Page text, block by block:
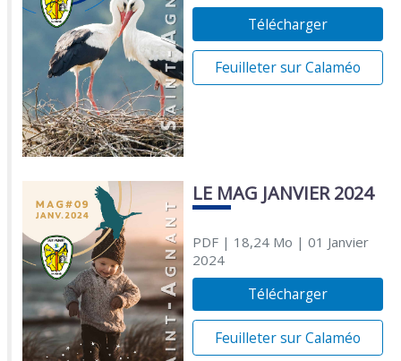
Télécharger
Feuilleter sur Calaméo
LE MAG JANVIER 2024
PDF| 18,24 Mo | 01 Janvier
2024
Télécharger
Feuilleter sur Calaméo